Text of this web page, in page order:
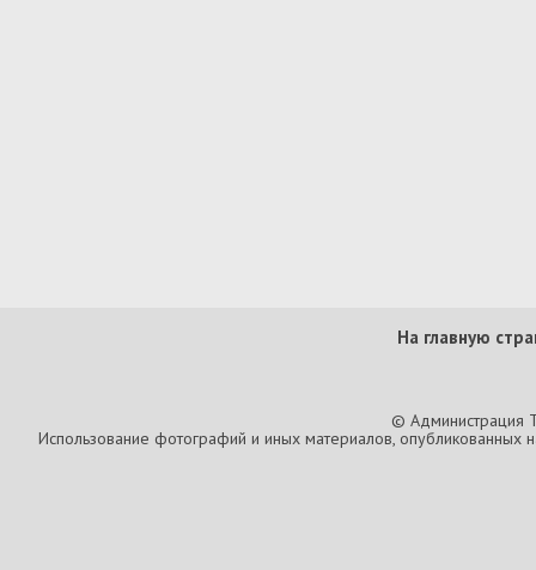
На главную
© Администрация
Использование фотографий и иных материалов, опубликованных